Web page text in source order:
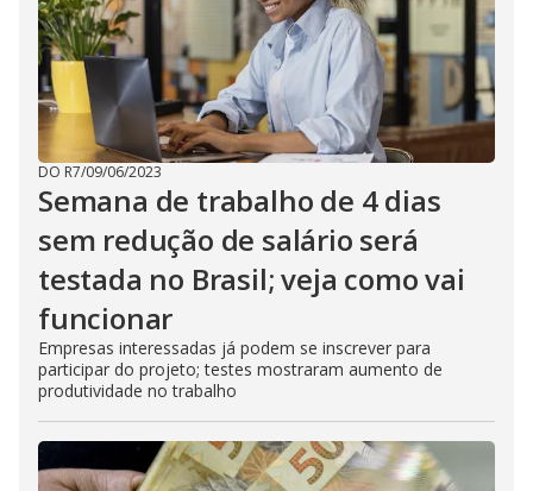
DO R7/09/06/2023
Semana de trabalho de 4 dias
sem redução de salário será
testada no Brasil; veja como vai
funcionar
Empresas interessadas já podem se inscrever para
participar do projeto; testes mostraram aumento de
produtividade no trabalho